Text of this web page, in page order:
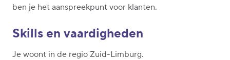
ben je het aanspreekpunt voor klanten.
Skills en vaardigheden
Je woont in de regio Zuid-Limburg.